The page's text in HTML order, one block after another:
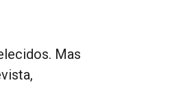
Mas